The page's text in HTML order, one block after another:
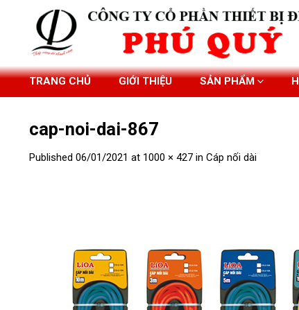
TRANG CHỦ GIỚI THIỆU SẢN PHẨM
cap-noi-dai-867
Published 06/01/2021 at 1000 × 427 in Cáp nối dài